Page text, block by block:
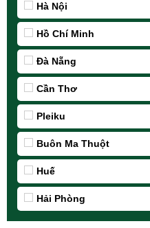
Hà Nội
Hồ Chí Minh
Đà Nẵng
Cần Thơ
Pleiku
Buôn Ma Thuột
Huế
Hải Phòng